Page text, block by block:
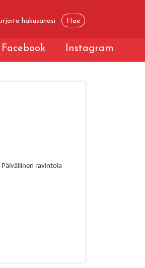
Facebook Instagram
Päivällinen ravintola